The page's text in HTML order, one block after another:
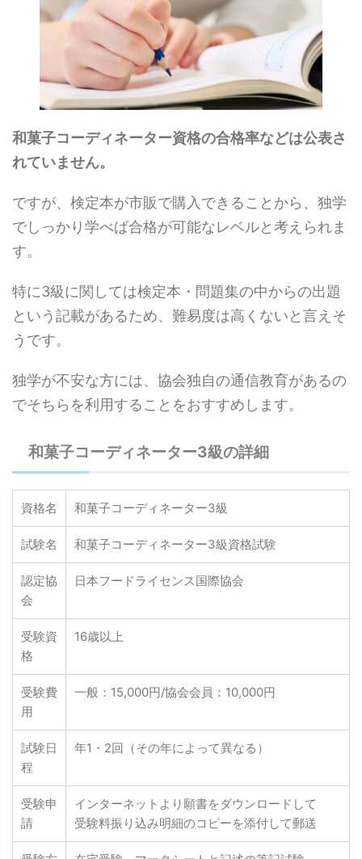
和菓子コーディネーター資格の合格率などは公表さ
れていません。
ですが、検定本が市販で購入できることから、独学
でしっかり学べば合格が可能なレベルと考えられま
す。
特に3級に関しては検定本・問題集の中からの出題
という記載があるため、難易度は高くないと言えそ
うです。
独学が不安な方には、協会独自の通信教育があるの
でそちらを利用することをおすすめします。
和菓子コーディネーター3級の詳細
資格名 和菓子コーディネーター3級
試験名 和菓子コーディネーター3級資格試験
認定協
会
日本フードライセンス国際協会
受験資
格
16歳以上
受験費
用
一般：15,000円/協会会員：10,000円
試験日
程
年1・2回（その年によって異なる）
受験申
請
インターネットより願書をダウンロードして
受験料振り込み明細のコピーを添付して郵送